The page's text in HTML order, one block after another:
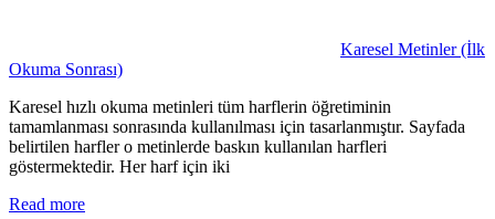
Karesel Metinler (İlk
Okuma Sonrası)
Karesel hızlı okuma metinleri tüm harflerin öğretiminin
tamamlanması sonrasında kullanılması için tasarlanmıştır. Sayfada
belirtilen harfler o metinlerde baskın kullanılan harfleri
göstermektedir. Her harf için iki
Read more